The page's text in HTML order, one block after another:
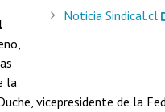
Noticia Sindical.cl
la
vicepresidente de la